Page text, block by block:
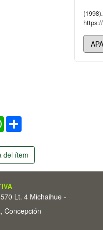
WhatsApp
del ítem
Lt. 4 Michaihue -
Concepción